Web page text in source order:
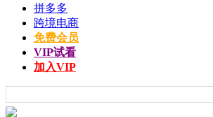
拼多多
跨境电商
免费会员
VIP试看
加入VIP